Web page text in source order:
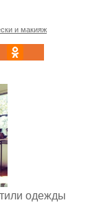
и макияж
одежды